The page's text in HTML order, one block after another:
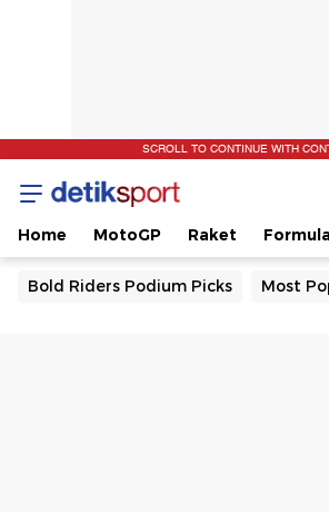
SCROLL TO CONTINUE WITH
Home MotoGP Raket
Bold Riders Podium Picks Most